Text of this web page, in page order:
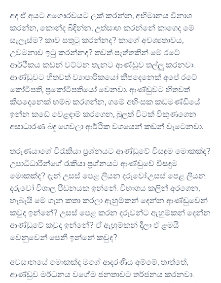
​අද ඒ අයට අගෞරවයට ලක් කරන්න, අභිමානය විනාශ
කරන්න, කොන්ද බිඳින්න, උත්සාහ කරන්නේ කාගෙද මේ
සැලැස්ම? කාව සතුටු කරන්නද? කාගේ අවශ්‍යතාවය,
උවමනාව ඉටු කරන්නද? තවත් පැත්තකින් මේ රටේ
ආර්ථිකය කඩන් වට්ටන තැනට ආණ්ඩුව තල්ලු කරනවා.
ආණ්ඩුවට හිතවත් ව්‍යාපාරිකයෝ කීපදෙනෙක් අපේ රටේ
කෝටිපති, ප්‍රකෝටිපතියෝ වෙනවා. ආණ්ඩුවට හිතවත්
කීපදෙනෙක් හම්බ කරගන්න, ගමේ අහිංසක කඩමණ්ඩියේ
ඉන්න කඩේ වෙළඳාම් කරගෙන, බුලත් විටක් විකුණගෙන
අසාධාරණ බදු ගෙවලා ආර්ථික වශයෙන් කඩන් වැටෙනවා.
​තරුණයාගේ විරැකියා ප්‍රශ්නයට ආණ්ඩුවේ විසඳුම මොකක්ද?
උපාධිධාරීන්ගේ රැකියා ප්‍රශ්නයට ආණ්ඩුවේ විසඳුම
මොකක්ද? දැන් උසස් පෙළ ලියන දරුවෝ.උසස් පෙළ ලියන
දරුවෝ විශාල පීඩනයක ඉන්නේ. විභාගය කලින් අරගෙන,
හැබැයි මේ ගැන කතා කරලා ඇහුම්කන් දෙන්න ආණ්ඩුවෙන්
කවුද ඉන්නේ? උසස් පෙළ කරන දරුවන්ට ඇහුම්කන් දෙන්න
ආණ්ඩුවේ කවුද ඉන්නේ? ඒ ඇහුම්කන් දීලා ඒ ළමයි
වෙනුවෙන් පෙනී ඉන්නේ කවුද?
​අවසානයේ මොකක්ද මගේ ආදරණීය අම්මේ, තාත්තේ,
ආණ්ඩුව මර්ධනය වගේම ජනතාවට තර්ජනය කරනවා.